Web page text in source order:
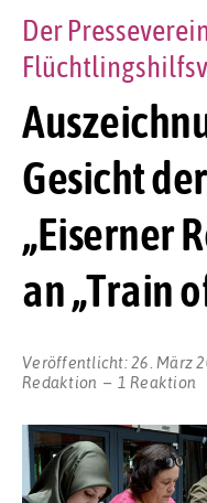
Gesicht
„Eiserner
an „Train
Der
Veröffentlicht:26. März
Redaktion
1 Reaktion